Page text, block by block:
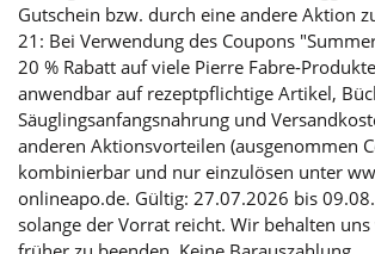
Gutschein bzw. durch eine andere Aktion
21: Bei Verwendung des Coupons
20 % Rabatt auf viele Pierre Fabre-
anwendbar auf rezeptpflichtige Artikel,
Säuglingsanfangsnahrung und
anderen Aktionsvorteilen (ausgenommen
kombinierbar und nur einzulösen unter
onlineapo.de. Gültig: 27.07.2026 bis
solange der Vorrat reicht. Wir behalten